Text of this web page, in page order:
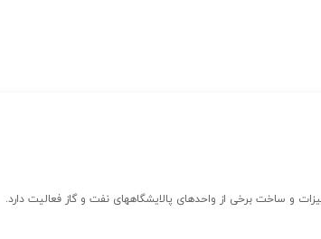
و ساخت برخی از واحدهای پالایشگاههای نفت و گاز فعالیت دارد.